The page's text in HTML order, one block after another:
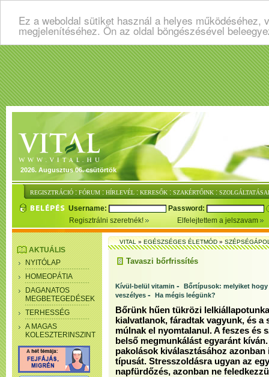
Ez a weboldal sütiket használ a helyes
megjelenítéséhez. Ön az oldal böngészésével
2026. Augusztus 06. csütörtök
REGISZTRÁCIÓ : FÓRUM : HÍRLEVÉL : KERESŐK : SZAKÉRTŐINK :
Username:
Password:
Regisztrálni szeretnék!
Elfelejtettem a jelszavam
AKTUÁLIS
NYITÓLAP
HOMEOPÁTIA
DAGANATOS
MEGBETEGEDÉSEK
TERHESSÉG
A MAGAS
KOLESZTERINSZINT
VITAL»EGÉSZSÉGES ÉLETMÓD»
Tavaszi bőrfrissítés
Kívül-belül vitamin - Bőrtípusok: melyiket
veszélyes - Ha mégis leégünk?
Bőrünk hűen tükrözi
kialvatlanok, fáradtak vagyunk, és a
múlnak el nyomtalanul. A feszes és
belső megmunkálást egyaránt
pakolások kiválasztásához
típusát. Stresszoldásra ugyan az
napfürdőzés, azonban ne